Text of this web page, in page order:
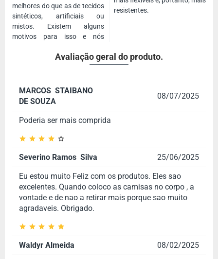
melhores do que as de tecidos
sintéticos, artificiais ou
mistos. Existem alguns
motivos para isso e nós
resistentes.
Avaliação geral do produto.
MARCOS STAIBANO
DE SOUZA
08/07/2025
Poderia ser mais comprida
Severino Ramos Silva 25/06/2025
Eu estou muito Feliz com os produtos. Eles sao
excelentes. Quando coloco as camisas no corpo , a
vontade e de nao a retirar mais porque sao muito
agradaveis. Obrigado.
Waldyr Almeida 08/02/2025